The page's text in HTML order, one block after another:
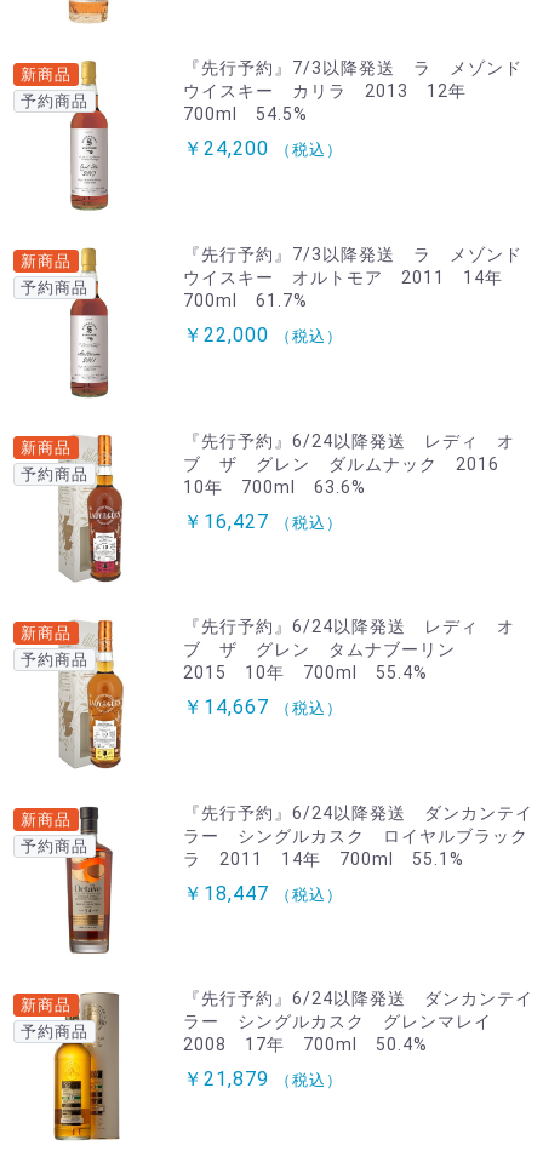
新商品
予約商品
『先行予約』7/3以降発送 ラ メゾンド
ウイスキー カリラ 2013 12年
700ml 54.5%
￥24,200 （税込）
新商品
予約商品
『先行予約』7/3以降発送 ラ メゾンド
ウイスキー オルトモア 2011 14年
700ml 61.7%
￥22,000 （税込）
新商品
予約商品
『先行予約』6/24以降発送 レディ オ
ブ ザ グレン ダルムナック 2016
10年 700ml 63.6%
￥16,427 （税込）
新商品
予約商品
『先行予約』6/24以降発送 レディ オ
ブ ザ グレン タムナブーリン
2015 10年 700ml 55.4%
￥14,667 （税込）
新商品
予約商品
『先行予約』6/24以降発送 ダンカンテイ
ラー シングルカスク ロイヤルブラック
ラ 2011 14年 700ml 55.1%
￥18,447 （税込）
新商品
予約商品
『先行予約』6/24以降発送 ダンカンテイ
ラー シングルカスク グレンマレイ
2008 17年 700ml 50.4%
￥21,879 （税込）